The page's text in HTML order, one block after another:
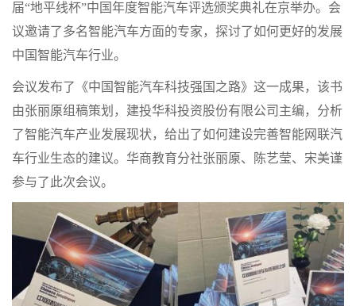
届“地平线杯”中国年度智能汽车评选颁奖典礼在京举办。会
议邀请了多名智能汽车方面的专家，探讨了如何更好的发展
中国智能汽车行业。
会议发布了《中国智能汽车科技强国之路》这一成果，该书
由张丽厡组稿策划，建投华科投资股份有限公司主编，分析
了智能汽车产业发展现状，给出了如何建设完善智能网联汽
车行业生态的建议。华商教育分社张丽厡、陈艺莹、宋美谨
参与了此次会议。